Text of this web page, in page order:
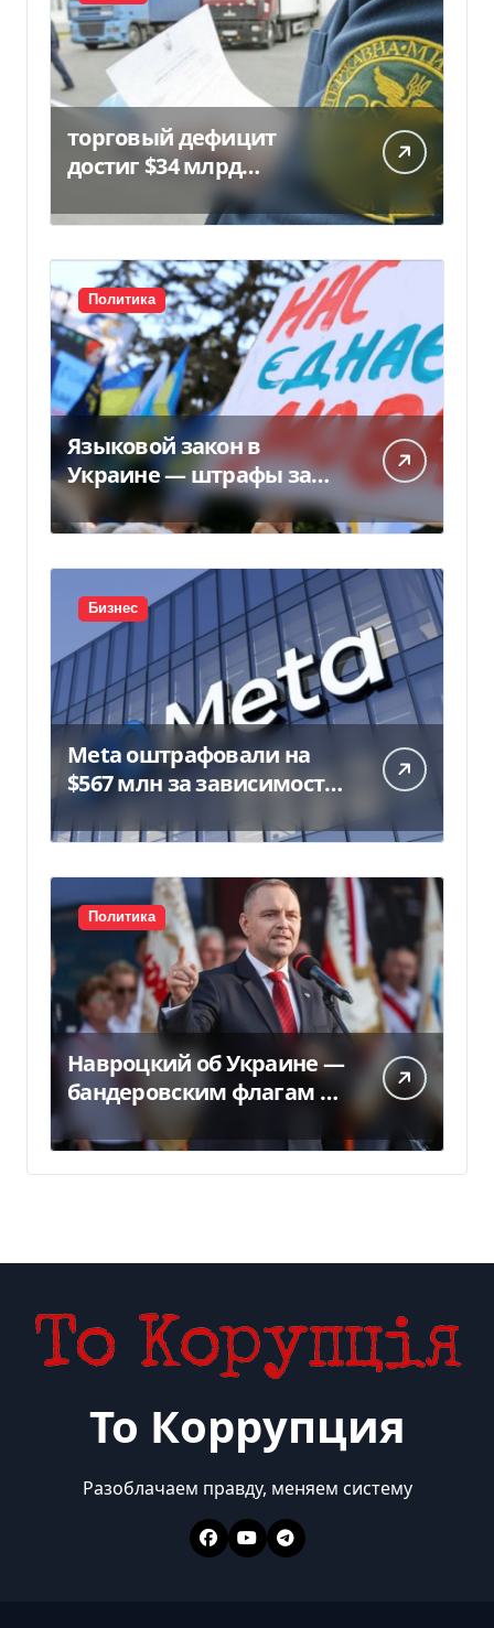
торговый дефицит
достиг $34 млрд…
Политика
Языковой закон в
Украине — штрафы за
нарушение вырастут до
170 тысяч
Бизнес
Meta оштрафовали на
$567 млн за зависимость
у подростков
Политика
Навроцкий об Украине —
бандеровским флагам не
место в Польше
То Коррупция
Разоблачаем правду, меняем систему